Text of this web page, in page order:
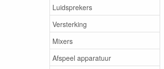
Luidsprekers
Versterking
Mixers
Afspeel apparatuur